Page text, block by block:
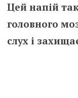
Цей напій
головного
слух і